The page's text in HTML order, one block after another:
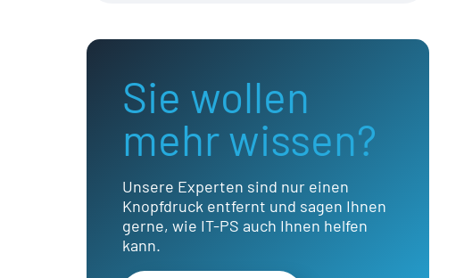
Sie wollen
mehr wissen?
Unsere Experten sind nur einen
Knopfdruck entfernt und sagen Ihnen
gerne, wie IT-PS auch Ihnen helfen
kann.